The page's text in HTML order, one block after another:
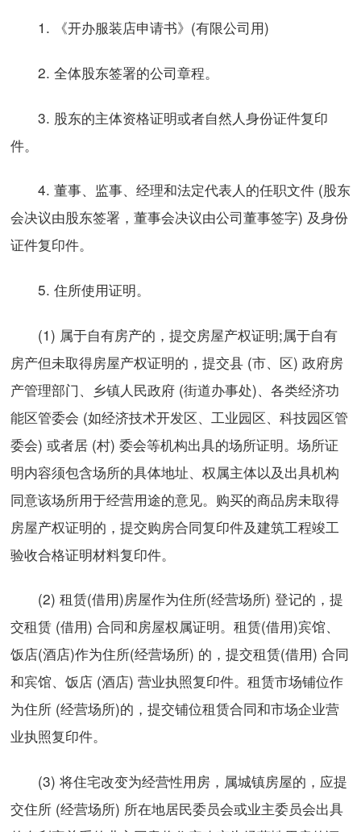
1. 《开办服装店申请书》(有限公司用)
2. 全体股东签署的公司章程。
3. 股东的主体资格证明或者自然人身份证件复印
件。
4. 董事、监事、经理和法定代表人的任职文件 (股东
会决议由股东签署，董事会决议由公司董事签字) 及身份
证件复印件。
5. 住所使用证明。
(1) 属于自有房产的，提交房屋产权证明;属于自有
房产但未取得房屋产权证明的，提交县 (市、区) 政府房
产管理部门、乡镇人民政府 (街道办事处)、各类经济功
能区管委会 (如经济技术开发区、工业园区、科技园区管
委会) 或者居 (村) 委会等机构出具的场所证明。场所证
明内容须包含场所的具体地址、权属主体以及出具机构
同意该场所用于经营用途的意见。购买的商品房未取得
房屋产权证明的，提交购房合同复印件及建筑工程竣工
验收合格证明材料复印件。
(2) 租赁(借用)房屋作为住所(经营场所) 登记的，提
交租赁 (借用) 合同和房屋权属证明。租赁(借用)宾馆、
饭店(酒店)作为住所(经营场所) 的，提交租赁(借用) 合同
和宾馆、饭店 (酒店) 营业执照复印件。租赁市场铺位作
为住所 (经营场所)的，提交铺位租赁合同和市场企业营
业执照复印件。
(3) 将住宅改变为经营性用房，属城镇房屋的，应提
交住所 (经营场所) 所在地居民委员会或业主委员会出具